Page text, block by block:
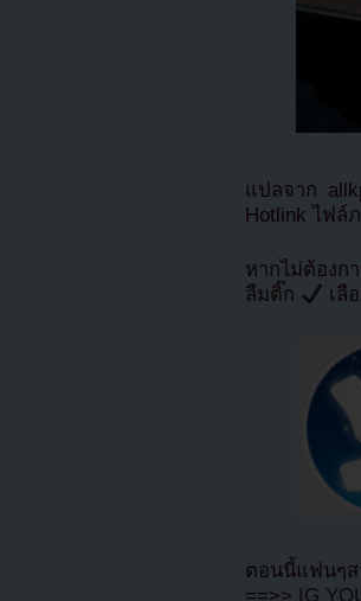
แปลจาก
Hotlink ไฟล์
หากไม่ต้องก
ลืมติ๊ก
เลื
ตอนนี้แฟนๆส
==>> IG